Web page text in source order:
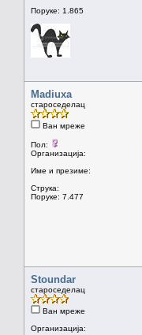
Поруке: 1.865
Madiuxa
староседелац
Ван мреже
Пол:
Организација:
Име и презиме:
Струка:
Поруке: 7.477
Stoundar
староседелац
Ван мреже
Организација: